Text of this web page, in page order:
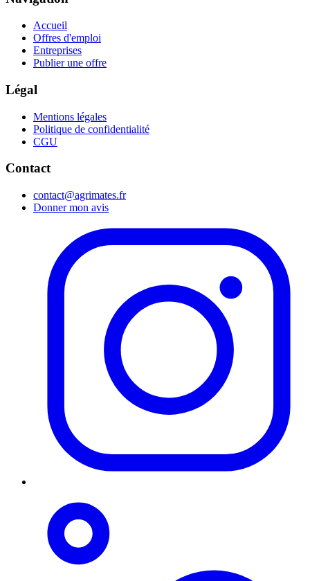
Accueil
Offres d'emploi
Entreprises
Publier une offre
Légal
Mentions légales
Politique de confidentialité
CGU
Contact
contact@agrimates.fr
Donner mon avis